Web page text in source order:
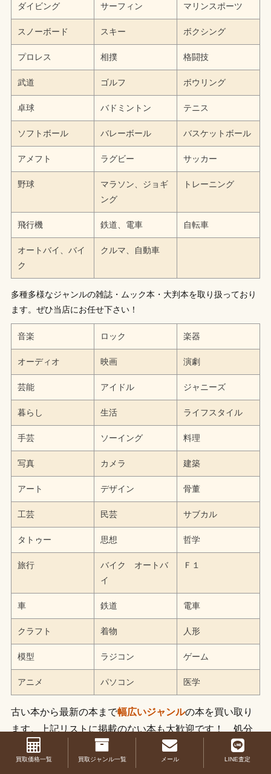
ダイビング サーフィン マリンスポーツ
スノーボード スキー ボクシング
プロレス 相撲 格闘技
武道 ゴルフ ボウリング
卓球 バドミントン テニス
ソフトボール バレーボール バスケットボール
アメフト ラグビー サッカー
野球
マラソン、ジョギ
ング
トレーニング
飛行機 鉄道、電車 自転車
オートバイ、バイ
ク
クルマ、自動車
多種多様なジャンルの雑誌・ムック本・大判本を取り扱っており
ます。ぜひ当店にお任せ下さい！
音楽 ロック 楽器
オーディオ 映画 演劇
芸能 アイドル ジャニーズ
暮らし 生活 ライフスタイル
手芸 ソーイング 料理
写真 カメラ 建築
アート デザイン 骨董
工芸 民芸 サブカル
タトゥー 思想 哲学
旅行
バイク オートバ
イ
Ｆ１
車 鉄道 電車
クラフト 着物 人形
模型 ラジコン ゲーム
アニメ パソコン 医学
古い本から最新の本まで幅広いジャンルの本を買い取り
ます。上記リストに掲載のない本も大歓迎です！ 処分
をお考えの書籍がございましたらお譲りください。
買取価格一覧 買取ジャンル一覧 メール LINE査定